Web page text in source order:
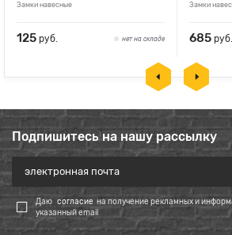
Замки навесные
125 руб. нет на складе
Замки
685 руб.
Подпишитесь на нашу рассылку
Даю согласие на получение рекламных и
указанный email